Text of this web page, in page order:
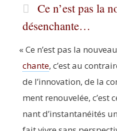
Ce n’est pas la
désenchante…
« Ce n’est pas la
chante, c’est au
de l’in­no­va­tion, de la
ment renou­ve­lée,
nant d’ins­tan­ta­néi­tés